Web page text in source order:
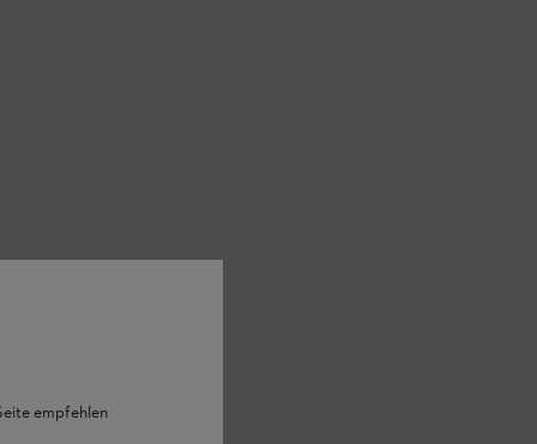
empfehlen